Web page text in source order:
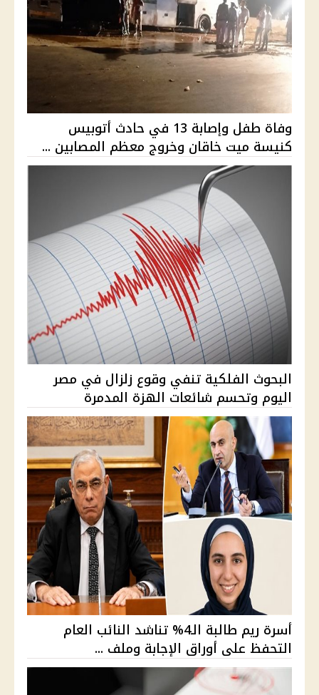
وفاة طفل وإصابة 13 في حادث أتوبيس
كنيسة ميت خاقان وخروج معظم المصابين ...
البحوث الفلكية تنفي وقوع زلزال في مصر
اليوم وتحسم شائعات الهزة المدمرة
أسرة ريم طالبة الـ4% تناشد النائب العام
التحفظ على أوراق الإجابة وملف ...